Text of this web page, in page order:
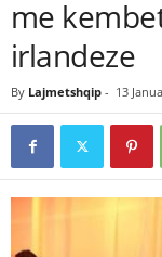
me
irlandeze
By Lajmetshqip - 13